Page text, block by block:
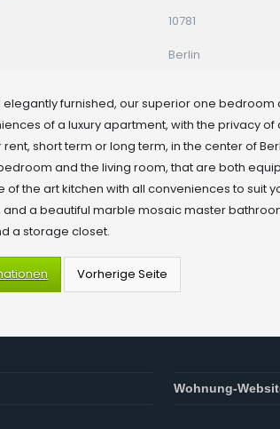
10781
Berlin
elegantly furnished, our superior one bedroom
of a luxury apartment, with the privacy
short term or long term, in the center of
and the living room, that are both
of the art kitchen with all conveniences to suit
a beautiful marble mosaic master
a storage closet.
Wohnung-